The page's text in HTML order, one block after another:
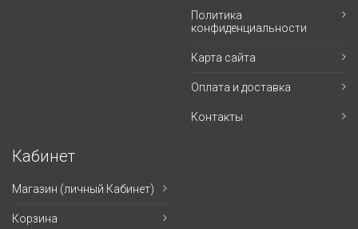
Политика
конфиденциальности
Карта сайта
Оплата и доставка
Контакты
Кабинет
Магазин (личный Кабинет)
Корзина